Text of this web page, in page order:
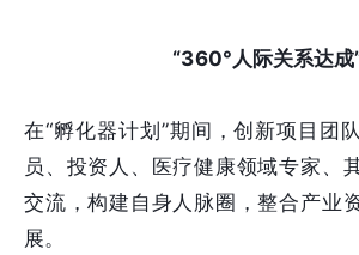
“360°人际关系达成
在“孵化器计划”期间，创新项目团
员、投资人、医疗健康领域专家、
交流，构建自身人脉圈，整合产业
展。